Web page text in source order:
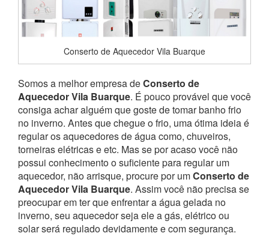
Conserto de Aquecedor Vila Buarque
Somos a melhor empresa deConserto de
Aquecedor Vila Buarque. É pouco provável que você
consiga achar alguém que goste de tomar banho frio
no inverno. Antes que chegue o frio, uma ótima ideia é
regular os aquecedores de água como, chuveiros,
torneiras elétricas e etc. Mas se por acaso você não
possui conhecimento o suficiente para regular um
aquecedor, não arrisque, procure por umConserto de
Aquecedor Vila Buarque. Assim você não precisa se
preocupar em ter que enfrentar a água gelada no
inverno, seu aquecedor seja ele a gás, elétrico ou
solar será regulado devidamente e com segurança.